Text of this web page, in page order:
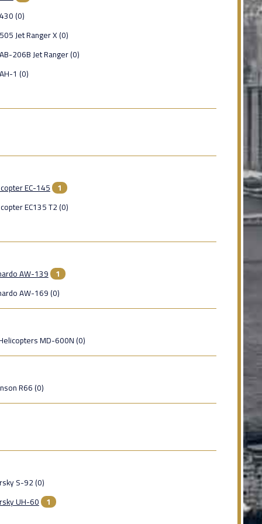
(0)
Jet Ranger X (0)
206B Jet Ranger (0)
1 (0)
EC-145
1
EC135 T2 (0)
AW-139
1
AW-169 (0)
MD-600N (0)
R66 (0)
S-92 (0)
UH-60
1